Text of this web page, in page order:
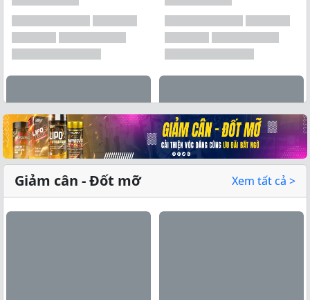
Xem tất cả →
Xem tất cả →
Giảm cân - Đốt mỡ Xem tất cả >